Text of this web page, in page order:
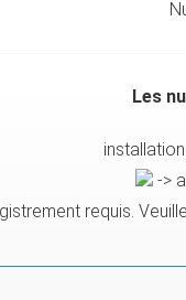
Les
installation
->
requis.